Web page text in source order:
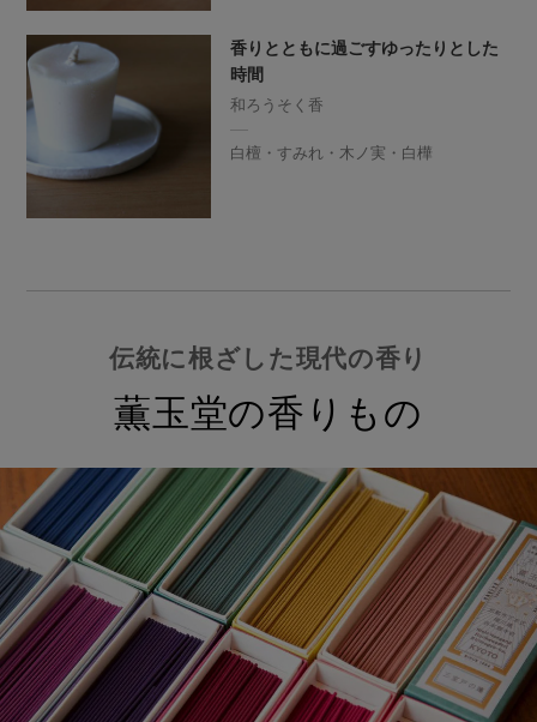
香りとともに過ごすゆったりとした
時間
和ろうそく香
白檀・すみれ・木ノ実・白樺
伝統に根ざした現代の香り
薫玉堂の香りもの